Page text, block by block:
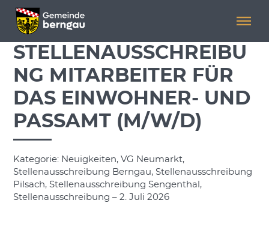
Menü überspringen
Menü überspringen
STELLENAUSSCHREIBU
NG MITARBEITER FÜR
DAS EINWOHNER- UND
PASSAMT (M/W/D)
Kategorie: Neuigkeiten, VG Neumarkt,
Stellenausschreibung Berngau, Stellenausschreibung
Pilsach, Stellenausschreibung Sengenthal,
Stellenausschreibung – 2. Juli 2026